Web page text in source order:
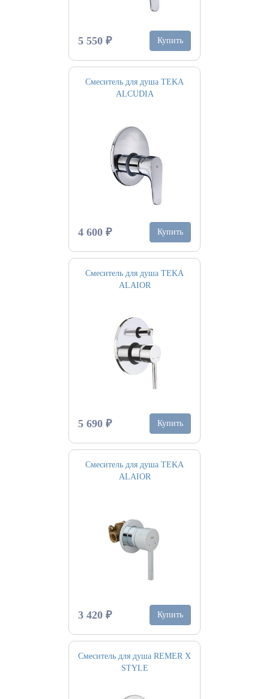
5 550 ₽ Купить
Смеситель для душа TEKA
ALCUDIA
4 600 ₽ Купить
Смеситель для душа TEKA
ALAIOR
5 690 ₽ Купить
Смеситель для душа TEKA
ALAIOR
3 420 ₽ Купить
Смеситель для душа REMER X
STYLE